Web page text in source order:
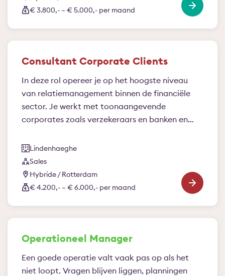
€ 3.800,- – € 5.000,- per maand
Consultant Corporate Clients
In deze rol opereer je op het hoogste niveau
van relatiemanagement binnen de financiële
sector. Je werkt met toonaangevende
corporates zoals verzekeraars en banken en
sparringpartner. Je kijkt verder dan de vraag
van vandaag, signaleert ontwikkelingen en
vertaalt deze naar kansen en richting voor de
toekomst.
Lindenhaeghe
Sales
Hybride / Rotterdam
€ 4.200,- – € 6.000,- per maand
Operationeel Manager
Een goede operatie valt vaak pas op als het
niet loopt. Vragen blijven liggen, planningen